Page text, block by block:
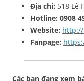
Địa chỉ: 518 Lê
Hotline: 0908
Website:
Fanpage:
Các bạn đang xem